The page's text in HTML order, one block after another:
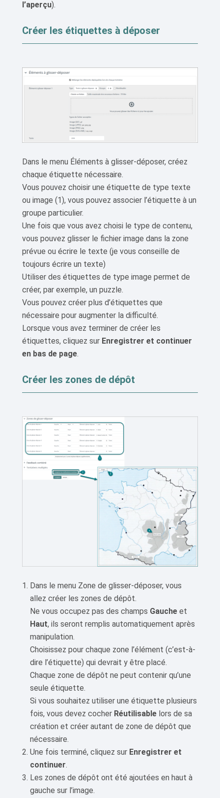
l’aperçu).
Créer les étiquettes à déposer
Dans le menu Éléments à glisser-déposer, créez
chaque étiquette nécessaire.
Vous pouvez choisir une étiquette de type texte
ou image (1), vous pouvez associer l’étiquette à un
groupe particulier.
Une fois que vous avez choisi le type de contenu,
vous pouvez glisser le fichier image dans la zone
prévue ou écrire le texte (je vous conseille de
toujours écrire un texte)
Utiliser des étiquettes de type image permet de
créer, par exemple, un puzzle.
Vous pouvez créer plus d’étiquettes que
nécessaire pour augmenter la difficulté.
Lorsque vous avez terminer de créer les
étiquettes, cliquez sur Enregistrer et continuer
en bas de page.
Créer les zones de dépôt
Dans le menu Zone de glisser-déposer, vous
allez créer les zones de dépôt.
Ne vous occupez pas des champs Gauche et
Haut, ils seront remplis automatiquement après
manipulation.
Choisissez pour chaque zone l’élément (c’est-à-
dire l’étiquette) qui devrait y être placé.
Chaque zone de dépôt ne peut contenir qu’une
seule étiquette.
Si vous souhaitez utiliser une étiquette plusieurs
fois, vous devez cocher Réutilisable lors de sa
création et créer autant de zone de dépôt que
nécessaire.
Une fois terminé, cliquez sur Enregistrer et
continuer.
Les zones de dépôt ont été ajoutées en haut à
gauche sur l’image.